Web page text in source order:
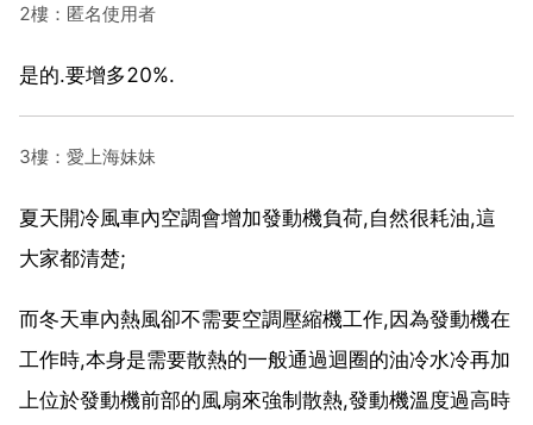
2樓：匿名使用者
是的.要增多20%.
3樓：愛上海妹妹
夏天開冷風車內空調會增加發動機負荷,自然很耗油,這
大家都清楚;
而冬天車內熱風卻不需要空調壓縮機工作,因為發動機在
工作時,本身是需要散熱的一般通過迴圈的油冷水冷再加
上位於發動機前部的風扇來強制散熱,發動機溫度過高時